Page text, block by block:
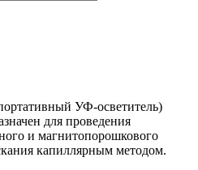
УФ-осветитель)
для проведения
и магнитопорошкового
капиллярным методом.